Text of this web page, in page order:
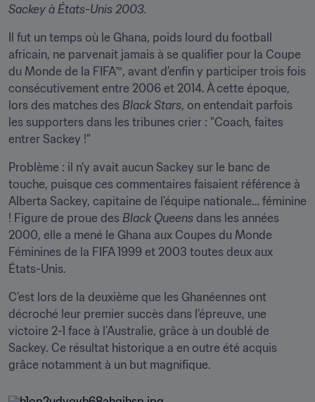
Sackey à États-Unis 2003.
Il fut un temps où le Ghana, poids lourd du football
africain, ne parvenait jamais à se qualifier pour la Coupe
du Monde de la FIFA™, avant d’enfin y participer trois fois
consécutivement entre 2006 et 2014. À cette époque,
lors des matches des Black Stars, on entendait parfois
les supporters dans les tribunes crier : "Coach, faites
entrer Sackey !"
Problème : il n’y avait aucun Sackey sur le banc de
touche, puisque ces commentaires faisaient référence à
Alberta Sackey, capitaine de l’équipe nationale… féminine
! Figure de proue des Black Queens dans les années
2000, elle a mené le Ghana aux Coupes du Monde
Féminines de la FIFA 1999 et 2003 toutes deux aux
États-Unis.
C’est lors de la deuxième que les Ghanéennes ont
décroché leur premier succès dans l’épreuve, une
victoire 2-1 face à l’Australie, grâce à un doublé de
Sackey. Ce résultat historique a en outre été acquis
grâce notamment à un but magnifique.